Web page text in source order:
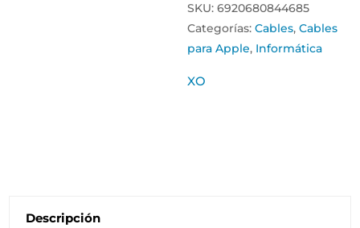
SKU: 6920680844685
Categorías: Cables, Cables
para Apple, Informática
XO
Descripción